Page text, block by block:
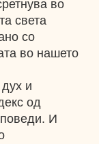
во
света
со
во нашето
и
од
И